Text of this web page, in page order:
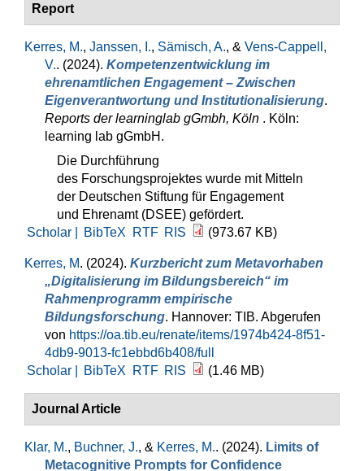
Report
Kerres, M., Janssen, I., Sämisch, A., & Vens-Cappell,
V.. (2024). Kompetenzentwicklung im
ehrenamtlichen Engagement – Zwischen
Eigenverantwortung und Institutionalisierung.
Reports der learninglab gGmbh, Köln . Köln:
learning lab gGmbH.
Die Durchführung
des Forschungsprojektes wurde mit Mitteln
der Deutschen Stiftung für Engagement
und Ehrenamt (DSEE) gefördert.
Scholar |
BibTeX RTF RIS (973.67 KB)
Kerres, M. (2024). Kurzbericht zum Metavorhaben
„Digitalisierung im Bildungsbereich“ im
Rahmenprogramm empirische
Bildungsforschung. Hannover: TIB. Abgerufen
von https://oa.tib.eu/renate/items/1974b424-8f51-
4db9-9013-fc1ebbd6b408/full
Scholar |
BibTeX RTF RIS (1.46 MB)
Journal Article
Klar, M., Buchner, J., & Kerres, M.. (2024). Limits of
Metacognitive Prompts for Confidence